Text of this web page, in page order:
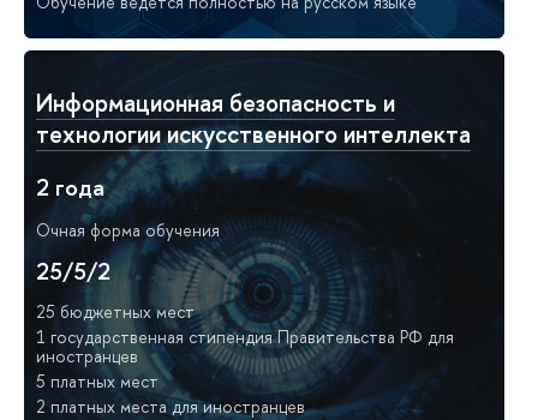
Информационная безопасность и
технологии искусственного интеллекта
2 года
Очная форма обучения
25/5/2
25 бюджетных мест
1 государственная стипендия Правительства РФ для
иностранцев
5 платных мест
2 платных места для иностранцев